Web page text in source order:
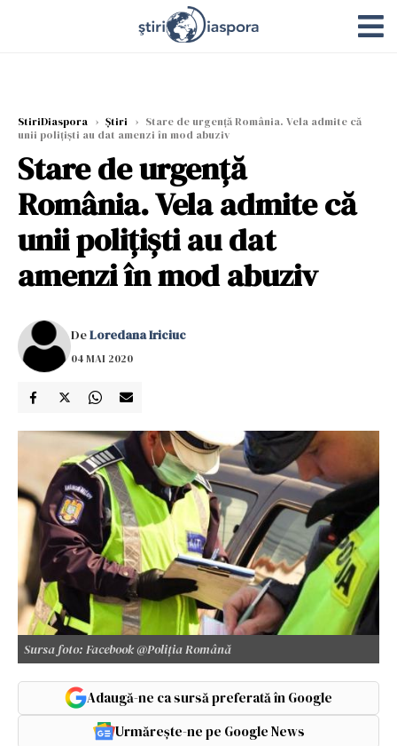
StiriDiaspora › Știri › Stare de urgență România. Vela admite că
unii polițiști au dat amenzi în mod abuziv
Stare de urgență
România. Vela admite că
unii polițiști au dat
amenzi în mod abuziv
DeLoredana Iriciuc
04 MAI 2020
Sursa foto: Facebook @Poliția Română
Adaugă-ne ca sursă preferată în Google
Urmărește-ne pe Google News